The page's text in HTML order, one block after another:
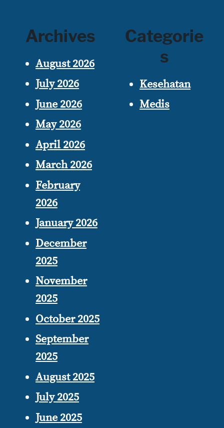
Archives
August 2026
July 2026
June 2026
May 2026
April 2026
March 2026
February
2026
January 2026
December
2025
November
2025
October 2025
September
2025
August 2025
July 2025
June 2025
Categorie
s
Kesehatan
Medis